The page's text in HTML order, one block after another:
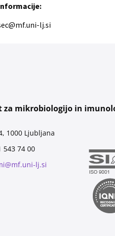
lj.si
za mikrobiologijo in
1000 Ljubljana
543 74 00
lj.si